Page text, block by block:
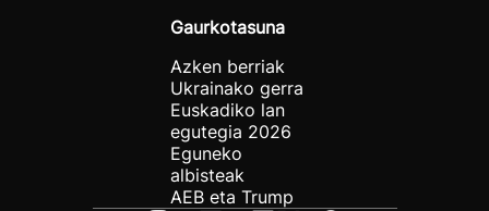
Gaurkotasuna
Azken berriak
Ukrainako gerra
Euskadiko lan
egutegia 2026
Eguneko
albisteak
AEB eta Trump